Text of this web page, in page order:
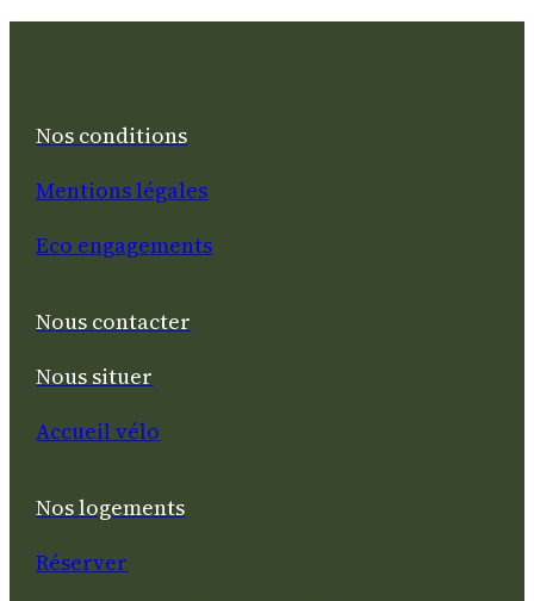
studio
Maison
du
château
Nos conditions
Mentions légales
Eco engagements
Nous contacter
Nous situer
Accueil vélo
Nos logements
Réserver